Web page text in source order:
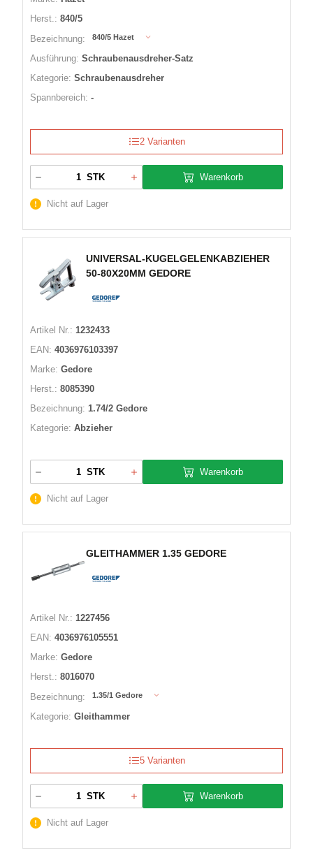
Herst.: 840/5
Bezeichnung:
840/5 Hazet
Ausführung: Schraubenausdreher-Satz
Kategorie: Schraubenausdreher
Spannbereich: -
2 Varianten
STK Warenkorb
Nicht auf Lager
UNIVERSAL-KUGELGELENKABZIEHER
50-80X20MM GEDORE
Artikel Nr.: 1232433
EAN: 4036976103397
Marke: Gedore
Herst.: 8085390
Bezeichnung: 1.74/2 Gedore
Kategorie: Abzieher
STK Warenkorb
Nicht auf Lager
GLEITHAMMER 1.35 GEDORE
Artikel Nr.: 1227456
EAN: 4036976105551
Marke: Gedore
Herst.: 8016070
Bezeichnung:
1.35/1 Gedore
Kategorie: Gleithammer
5 Varianten
STK Warenkorb
Nicht auf Lager